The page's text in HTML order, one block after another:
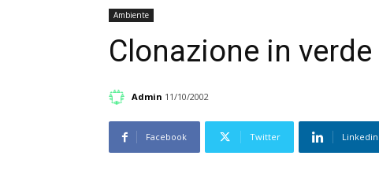
Ambiente
Clonazione in verde
Admin 11/10/2002
Facebook Twitter Linkedin